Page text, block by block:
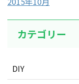
カテゴリー
DIY